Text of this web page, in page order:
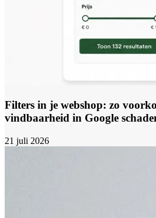
Filters in je webshop: zo
vindbaarheid in Google
21 juli 2026